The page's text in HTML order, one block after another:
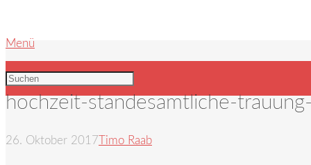
Menü
hochzeit-standesamtliche-
26. Oktober 2017 Timo Raab